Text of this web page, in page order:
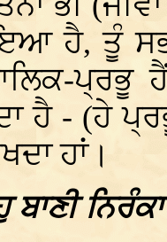
ਹੈ, ਤੂੰ
ਪ੍ਰਭੂ
ਹੈ - (ਹੇ
ਹਾਂ।
ਬਾਣੀ